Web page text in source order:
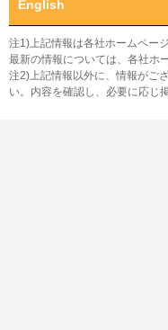
English
注1)上記情報は各社ホームペー
最新の情報については、各社ホ
注2)上記情報以外に、情報がご
い。内容を確認し、必要に応じ